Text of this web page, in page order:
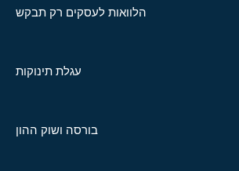
הלוואות לעסקים רק תבקש
עגלת תינוקות
בורסה ושוק ההון